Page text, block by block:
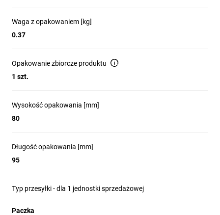
Jakie akcesoria można
zamontować do tego
Do wyłącznika różnicowoprądowego 5SV można zamontować
wszystkie akcesoria wspólne z aparaturą modułową z rodziny
(FC), wyzwalacze wzrostowe (ST), wyzwalacze zanikowe (UVR).
Jaka jest zdolność
Waga z opakowaniem [kg]
0.37
Opakowanie zbiorcze produktu
1 szt.
Wysokość opakowania [mm]
80
Długość opakowania [mm]
95
Typ przesyłki - dla 1 jednostki sprzedażowej
Paczka